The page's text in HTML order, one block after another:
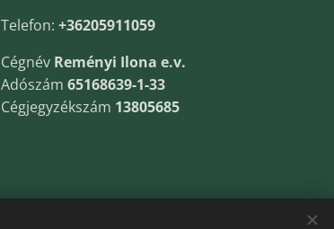
Telefon: +36205911059
Cégnév Reményi Ilona e.v.
Adószám65168639-1-33
Cégjegyzékszám 13805685